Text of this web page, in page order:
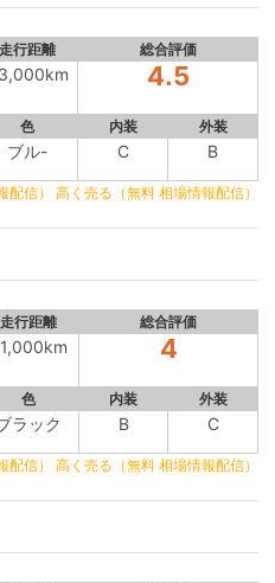
走行距離 総合評価
4.5
色 内装 外装
ブル- C B
信） 高く売る（無料 相場情報配信）
走行距離 総合評価
4
色 内装 外装
ラック B C
信） 高く売る（無料 相場情報配信）